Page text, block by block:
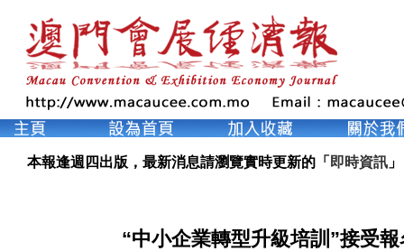
本報逢週四出版，最新消息請瀏覽實時更新的「 即時資訊 」
“中小企業轉型升級培訓”接受報